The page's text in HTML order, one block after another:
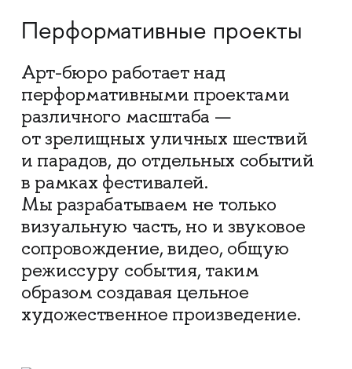
Перформативные проекты
Арт-бюро работает над
перформативными проектами
различного масштаба —
от зрелищных уличных шествий
и парадов, до отдельных событий
в рамках фестивалей.
Мы разрабатываем не только
визуальную часть, но и звуковое
сопровождение, видео, общую
режиссуру события, таким
образом создавая цельное
художественное произведение.